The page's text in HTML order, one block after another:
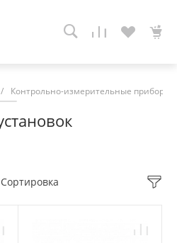
/ Контрольно-измерительные приборы
Сортировка